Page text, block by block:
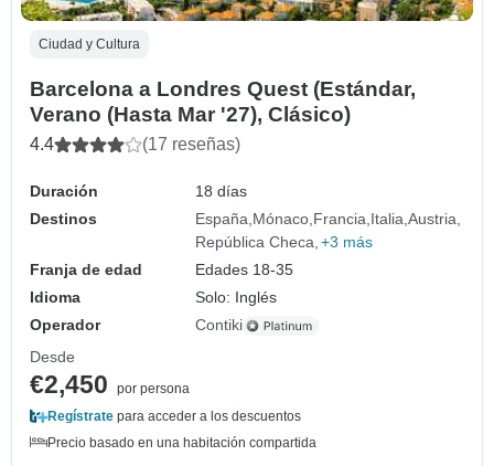
Ciudad y Cultura
Barcelona a Londres Quest (Estándar,
Verano (Hasta Mar '27), Clásico)
4.4 (17 reseñas)
Duración
18 días
Destinos
España Mónaco Francia Italia Austria
República Checa +3 más
Franja de edad
Edades 18-35
Idioma
Solo: Inglés
Operador
Contiki
Desde
€2,450
por persona
Regístrate para acceder a los descuentos
Precio basado en una habitación compartida